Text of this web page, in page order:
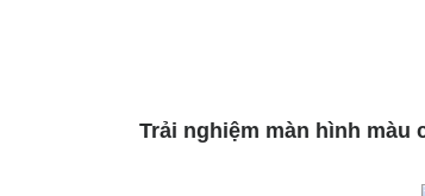
Trải nghiệm màn hình